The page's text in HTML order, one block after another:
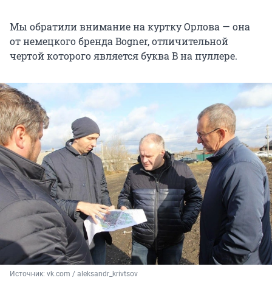
Мы обратили внимание на куртку Орлова — она
от немецкого бренда Bogner, отличительной
чертой которого является буква B на пуллере.
Источник: vk.com / aleksandr_krivtsov